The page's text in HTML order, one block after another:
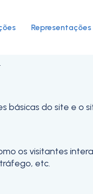
para este
e
.
básicas do site e
os visitantes
etc.
Representações